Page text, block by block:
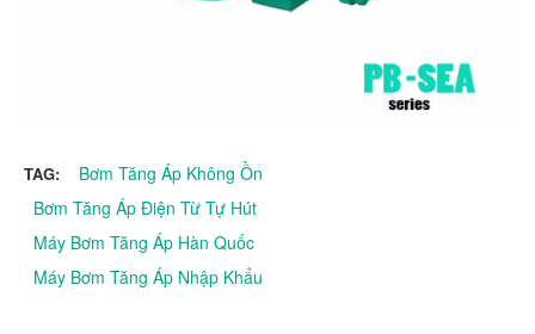
TAG:
Bơm Tăng Áp Không Ồn
Bơm Tăng Áp Điện Từ Tự Hút
Máy Bơm Tăng Áp Hàn Quốc
Máy Bơm Tăng Áp Nhập Khẩu